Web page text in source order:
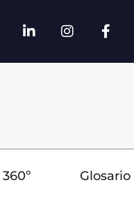
360º Glosario